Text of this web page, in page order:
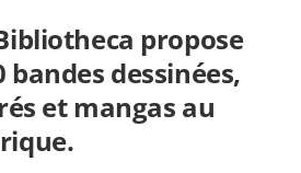
propose
bandes dessinées,
et mangas au